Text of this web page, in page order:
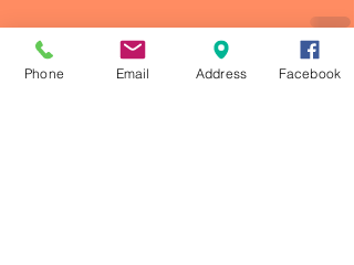
Phone Email Address Facebook